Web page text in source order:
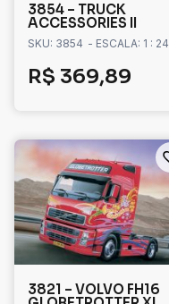
3854 – TRUCK
ACCESSORIES II
SKU: 3854 - ESCALA: 1 : 24
R$ 369,89
3821 – VOLVO FH16